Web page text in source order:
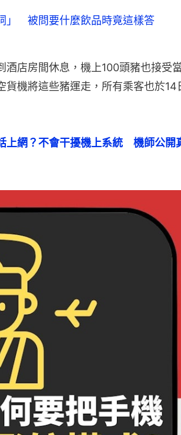
」 被問要什麼飲品時竟這樣答
酒店房間休息，機上100頭豬也接受
機將這些豬運走，所有乘客也於14
上網？不會干擾機上系統　機師公開